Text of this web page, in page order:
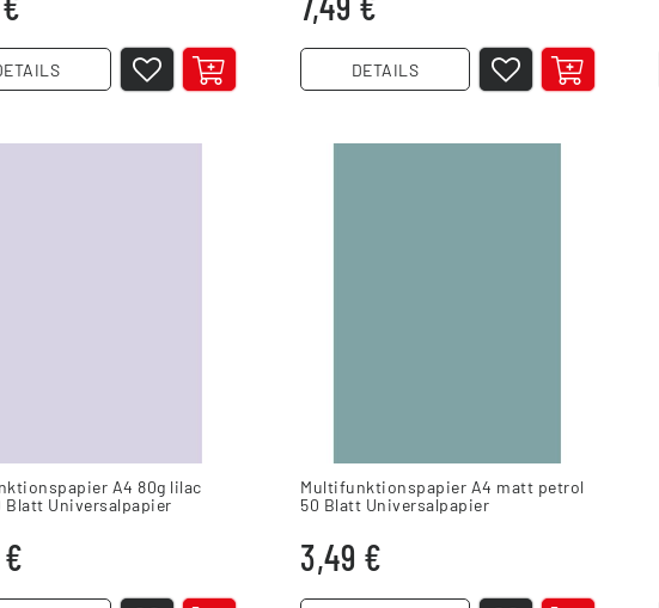
DETAILS
A4 80g lilac
Blatt Universalpapier
Multifunktionspapier A4 matt petrol
50 Blatt Universalpapier
3,49 €